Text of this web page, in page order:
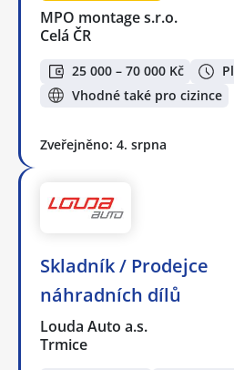
MPO montage s.r.o.
Celá ČR
25 000 – 70 000 Kč
Vhodné také pro cizince
Zveřejněno: 4. srpna
Skladník / Prodejce
náhradních dílů
Louda Auto a.s.
Trmice